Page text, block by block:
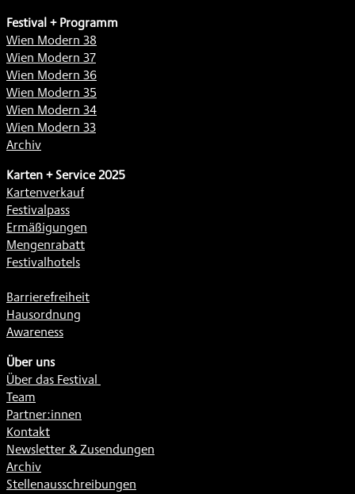
Festival + Programm
Wien Modern 38
Wien Modern 37
Wien Modern 36
Wien Modern 35
Wien Modern 34
Wien Modern 33
Archiv
Karten + Service 2025
Kartenverkauf
Festivalpass
Ermäßigungen
Mengenrabatt
Festivalhotels
Barrierefreiheit
Hausordnung
Awareness
Über uns
Über das Festival
Team
Partner:innen
Kontakt
Newsletter & Zusendungen
Archiv
Stellenausschreibungen